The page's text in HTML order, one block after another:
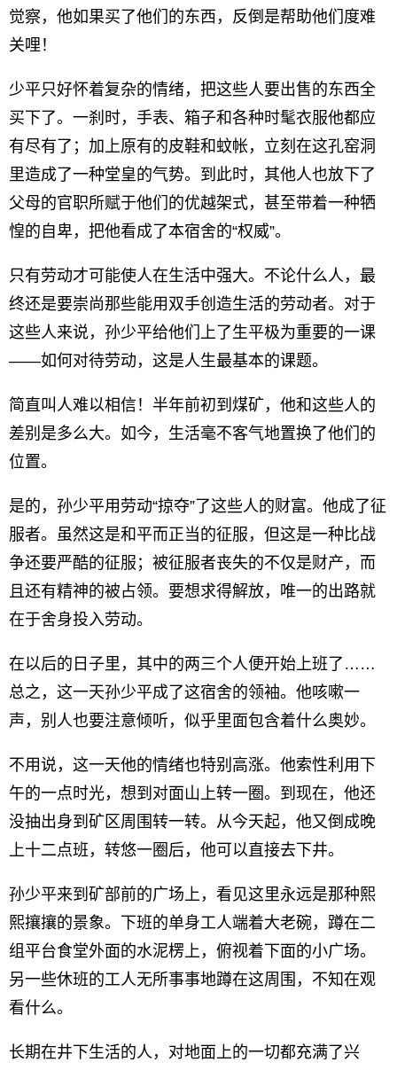
觉察，他如果买了他们的东西，反倒是帮助他们度难
关哩！
少平只好怀着复杂的情绪，把这些人要出售的东西全
买下了。一刹时，手表、箱子和各种时髦衣服他都应
有尽有了；加上原有的皮鞋和蚊帐，立刻在这孔窑洞
里造成了一种堂皇的气势。到此时，其他人也放下了
父母的官职所赋于他们的优越架式，甚至带着一种牺
惶的自卑，把他看成了本宿舍的“权威”。
只有劳动才可能使人在生活中强大。不论什么人，最
终还是要崇尚那些能用双手创造生活的劳动者。对于
这些人来说，孙少平给他们上了生平极为重要的一课
——如何对待劳动，这是人生最基本的课题。
简直叫人难以相信！半年前初到煤矿，他和这些人的
差别是多么大。如今，生活毫不客气地置换了他们的
位置。
是的，孙少平用劳动“掠夺”了这些人的财富。他成了征
服者。虽然这是和平而正当的征服，但这是一种比战
争还要严酷的征服；被征服者丧失的不仅是财产，而
且还有精神的被占领。要想求得解放，唯一的出路就
在于舍身投入劳动。
在以后的日子里，其中的两三个人便开始上班了……
总之，这一天孙少平成了这宿舍的领袖。他咳嗽一
声，别人也要注意倾听，似乎里面包含着什么奥妙。
不用说，这一天他的情绪也特别高涨。他索性利用下
午的一点时光，想到对面山上转一圈。到现在，他还
没抽出身到矿区周围转一转。从今天起，他又倒成晚
上十二点班，转悠一圈后，他可以直接去下井。
孙少平来到矿部前的广场上，看见这里永远是那种熙
熙攘攘的景象。下班的单身工人端着大老碗，蹲在二
组平台食堂外面的水泥楞上，俯视着下面的小广场。
另一些休班的工人无所事事地蹲在这周围，不知在观
看什么。
长期在井下生活的人，对地面上的一切都充满了兴